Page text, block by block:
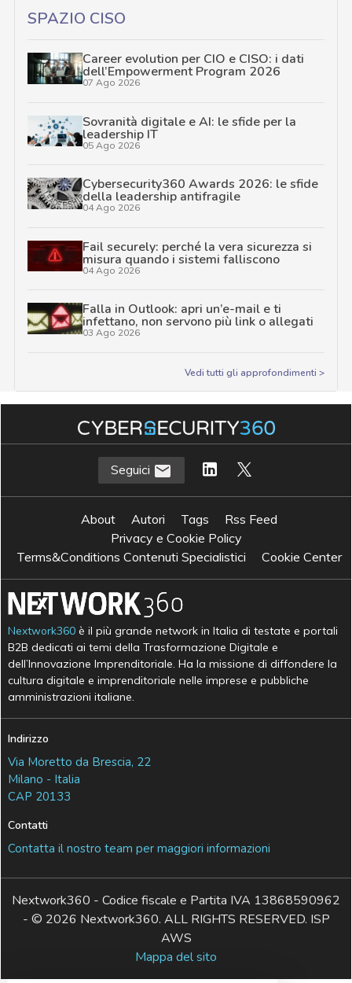
SPAZIO CISO
Career evolution per CIO e CISO: i dati
dell’Empowerment Program 2026
07 Ago 2026
Sovranità digitale e AI: le sfide per la
leadership IT
05 Ago 2026
Cybersecurity360 Awards 2026: le sfide
della leadership antifragile
04 Ago 2026
Fail securely: perché la vera sicurezza si
misura quando i sistemi falliscono
04 Ago 2026
Falla in Outlook: apri un’e-mail e ti
infettano, non servono più link o allegati
03 Ago 2026
Vedi tutti gli approfondimenti >
Seguici
About Autori Tags
Rss Feed
Privacy e Cookie Policy
Terms&Conditions Contenuti Specialistici
Cookie Center
Nextwork360 è il più grande network in Italia di testate e portali
B2B dedicati ai temi della Trasformazione Digitale e
dell’Innovazione Imprenditoriale. Ha la missione di diffondere la
cultura digitale e imprenditoriale nelle imprese e pubbliche
amministrazioni italiane.
Indirizzo
Via Moretto da Brescia, 22
Milano - Italia
CAP 20133
Contatti
Contatta il nostro team per maggiori informazioni
Nextwork360 - Codice fiscale e Partita IVA 13868590962
- © 2026 Nextwork360. ALL RIGHTS RESERVED. ISP
AWS
Mappa del sito